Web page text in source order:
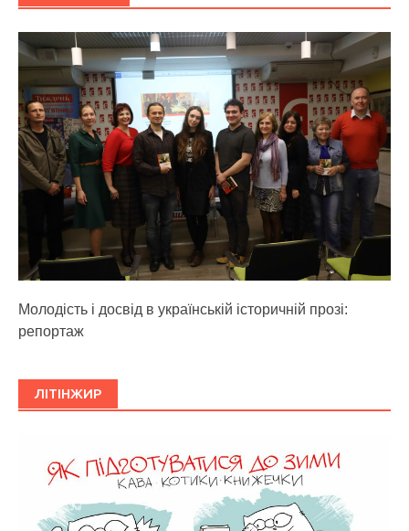
Молодість і досвід в українській історичній прозі:
репортаж
ЛІТІНЖИР